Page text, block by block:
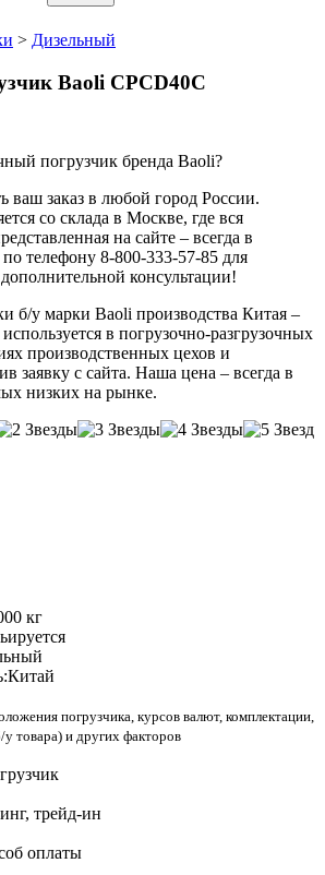
> Дизельный
Baoli CPCD40C
погрузчик бренда Baoli?
ваш заказ в любой город России.
со склада в Москве, где вся
на сайте – всегда в
телефону 8-800-333-57-85 для
консультации!
б/у марки Baoli производства Китая –
в погрузочно-разгрузочных
производственных цехов и
заявку с сайта. Наша цена – всегда в
низких на рынке.
кг
Китай
погрузчика, курсов валют, комплектации,
товара) и других факторов
трейд-ин
оплаты